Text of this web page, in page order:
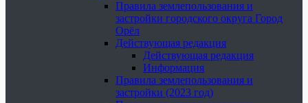
Правила землепользования и
застройки городского округа Город
Орёл
Действующая редакция
Действующая редакция
Информация
Правила землепользования и
застройки (2023 год)